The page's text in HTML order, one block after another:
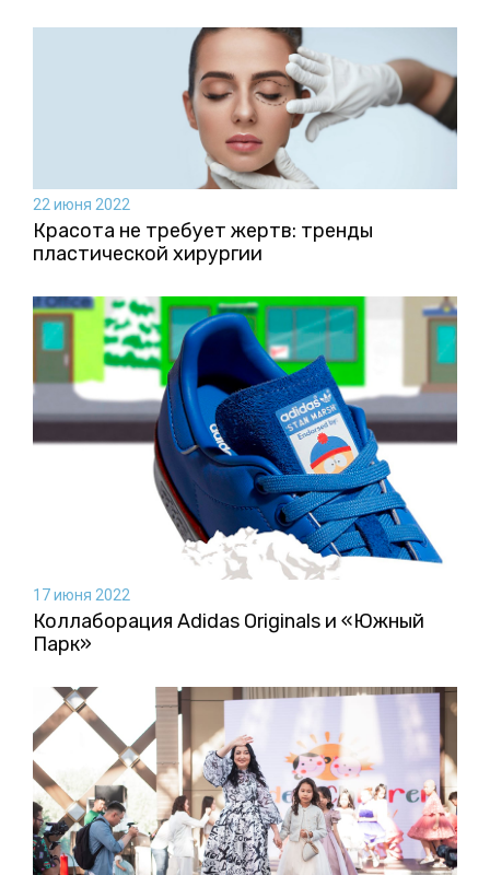
22 июня 2022
Красота не требует жертв: тренды
пластической хирургии
17 июня 2022
Коллаборация Аdidas Originals и «Южный
Парк»